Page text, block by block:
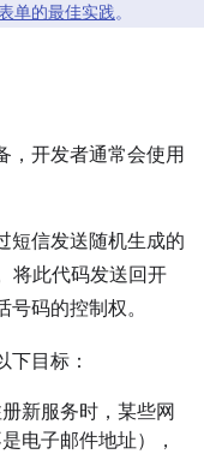
单的最佳实践。
，开发者通常会使用
短信发送随机生成的
将此代码发送回开
码的控制权。
目标：
新服务时，某些网
电子邮件地址），